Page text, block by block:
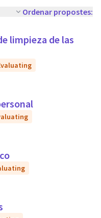
Ordenar propostes:
limpieza de las